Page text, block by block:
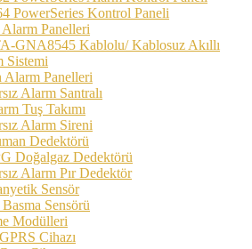
PowerSeries Kontrol Paneli
Panelleri
GNA8545 Kablolu/ Kablosuz Akıllı
Sistemi
Panelleri
Alarm Santralı
Tuş Takımı
Alarm Sireni
Dedektörü
Doğalgaz Dedektörü
Alarm Pır Dedektör
Sensör
Sensörü
Modülleri
Cihazı